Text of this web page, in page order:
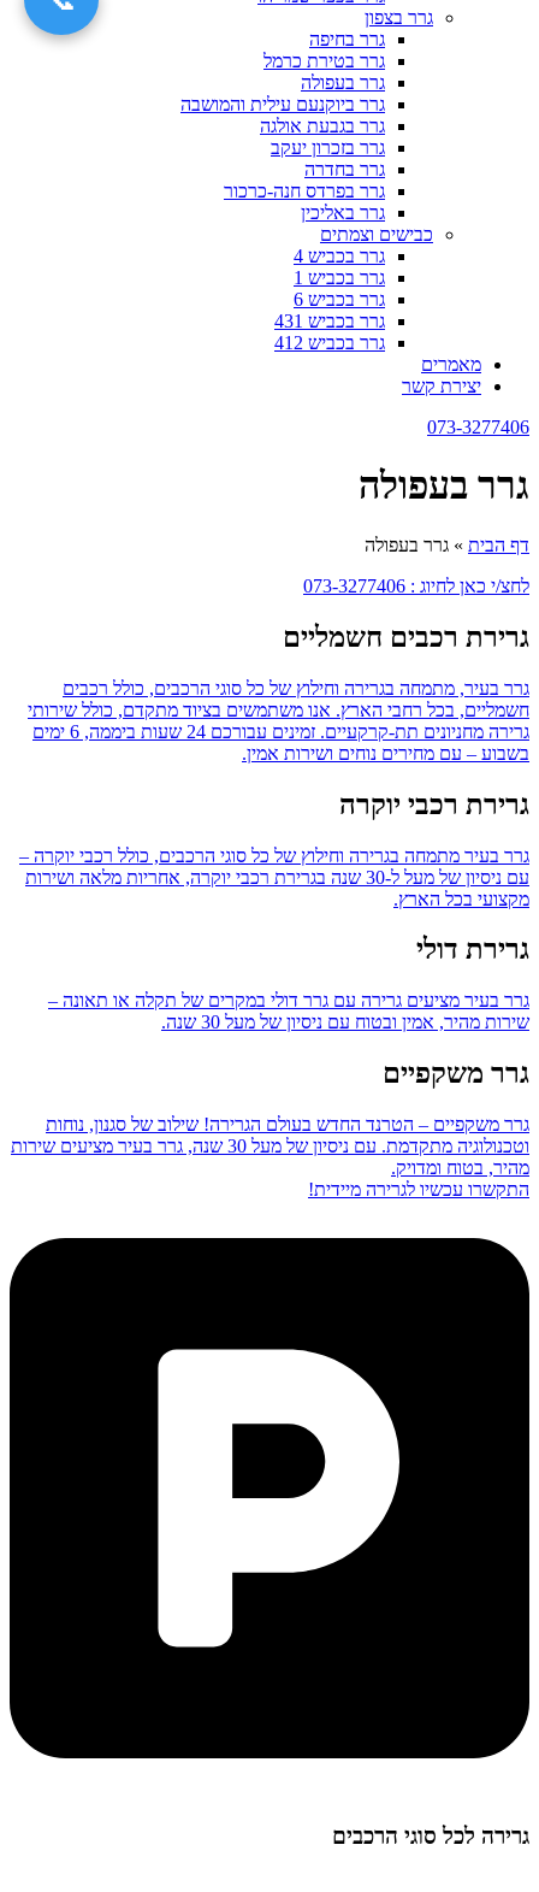
גרר בצפון
גרר בחיפה
גרר בטירת כרמל
גרר בעפולה
גרר ביוקנעם עילית והמושבה
גרר בגבעת אולגה
גרר בזכרון יעקב
גרר בחדרה
גרר בפרדס חנה-כרכור
גרר באליכין
כבישים וצמתים
גרר בכביש 4
גרר בכביש 1
גרר בכביש 6
גרר בכביש 431
גרר בכביש 412
מאמרים
יצירת קשר
073-3277406
גרר בעפולה
דף הבית » גרר בעפולה
לחצ/י כאן לחיוג : 073-3277406
גרירת רכבים חשמליים
גרר בעיר, מתמחה בגרירה וחילוץ של כל סוגי הרכבים, כולל רכבים
חשמליים, בכל רחבי הארץ. אנו משתמשים בציוד מתקדם, כולל שירותי
גרירה מחניונים תת-קרקעיים. זמינים עבורכם 24 שעות ביממה, 6 ימים
בשבוע – עם מחירים נוחים ושירות אמין.
גרירת רכבי יוקרה
גרר בעיר מתמחה בגרירה וחילוץ של כל סוגי הרכבים, כולל רכבי יוקרה –
עם ניסיון של מעל ל-30 שנה בגרירת רכבי יוקרה, אחריות מלאה ושירות
מקצועי בכל הארץ.
גרירת דולי
גרר בעיר מציעים גרירה עם גרר דולי במקרים של תקלה או תאונה –
שירות מהיר, אמין ובטוח עם ניסיון של מעל 30 שנה.
גרר משקפיים
גרר משקפיים – הטרנד החדש בעולם הגרירה! שילוב של סגנון, נוחות
וטכנולוגיה מתקדמת. עם ניסיון של מעל 30 שנה, גרר בעיר מציעים שירות
מהיר, בטוח ומדויק.
התקשרו עכשיו לגרירה מיידית!
גרירה לכל סוגי הרכבים